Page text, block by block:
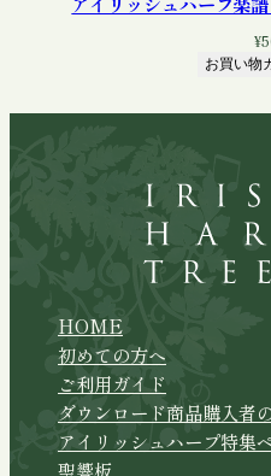
¥
お買い物
HOME
初めての方へ
ご利用ガイド
ダウンロード商品購入者
アイリッシュハープ特集
聖響板